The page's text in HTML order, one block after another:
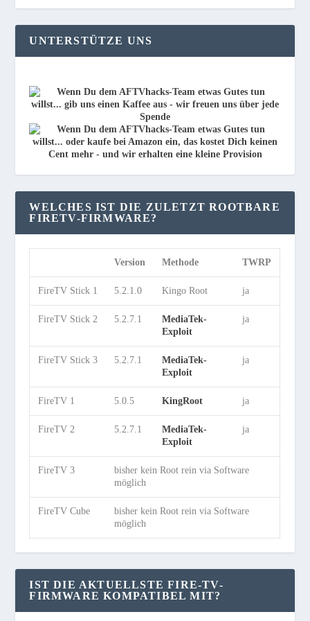
UNTERSTÜTZE UNS
WELCHES IST DIE ZULETZT ROOTBARE
FIRETV-FIRMWARE?
Version Methode TWRP
FireTV Stick 1 5.2.1.0 Kingo Root ja
FireTV Stick 2 5.2.7.1
MediaTek-
Exploit
ja
FireTV Stick 3 5.2.7.1
MediaTek-
Exploit
ja
FireTV 1 5.0.5 KingRoot ja
FireTV 2 5.2.7.1
MediaTek-
Exploit
ja
FireTV 3
bisher kein Root rein via Software
möglich
FireTV Cube
bisher kein Root rein via Software
möglich
IST DIE AKTUELLSTE FIRE-TV-
FIRMWARE KOMPATIBEL MIT?